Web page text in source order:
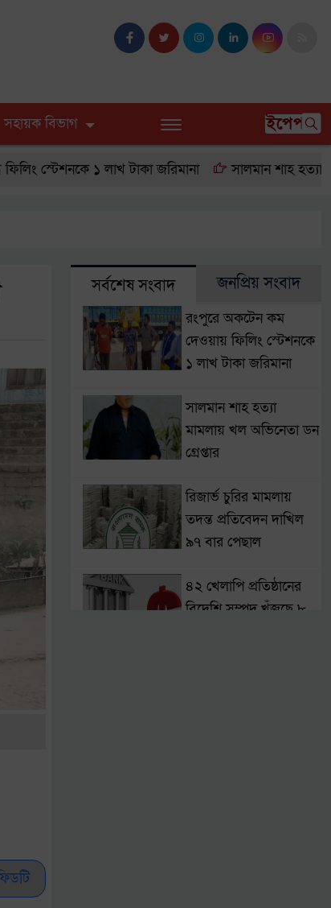
সহায়ক বিভাগ ইপেপার
১ লাখ টাকা জরিমানা সালমান শাহ হত্যা মামলায়
সর্বশেষ সংবাদ জনপ্রিয় সংবাদ
রংপুরে অকটেন কম
দেওয়ায় ফিলিং স্টেশনকে
১ লাখ টাকা জরিমানা
সালমান শাহ হত্যা
মামলায় খল অভিনেতা ডন
গ্রেপ্তার
রিজার্ভ চুরির মামলায়
তদন্ত প্রতিবেদন দাখিল
৯৭ বার পেছাল
৪২ খেলাপি প্রতিষ্ঠানের
বিদেশি সম্পদ খুঁজছে ৮